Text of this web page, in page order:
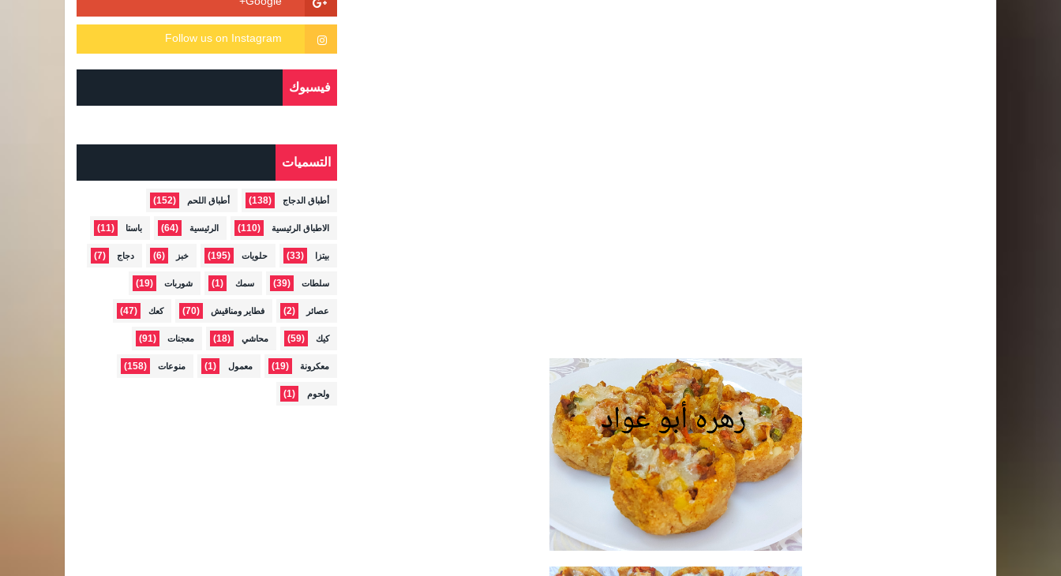
فيسبوك
التسميات
أطباق الدجاج (138) أطباق اللحم (152)
الاطباق الرئيسية (110) الرئيسية (64) باستا (11)
بيتزا (33) حلويات (195) خبز (6) دجاج (7)
سلطات (39) سمك (1) شوربات (19)
عصائر (2) فطاير ومناقيش (70) كعك (47)
كيك (59) محاشي (18) معجنات (91)
معكرونة (19) معمول (1) منوعات (158)
ولحوم (1)